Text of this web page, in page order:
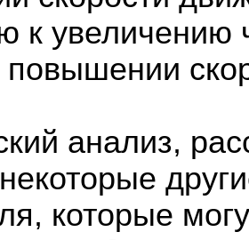
к увеличению
повышении
анализ,
которые